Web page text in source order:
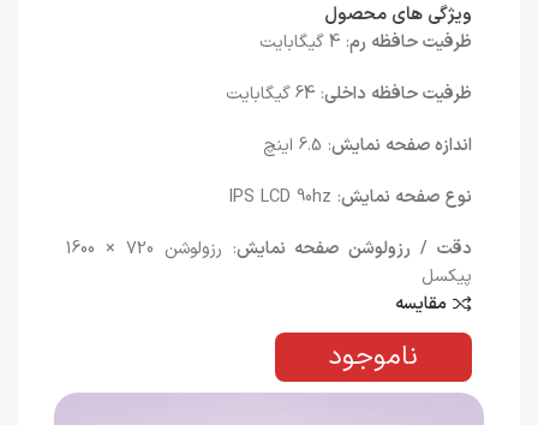
ویژگی های محصول
ظرفیت حافظه رم: 4 گیگابایت
ظرفیت حافظه داخلی: 64 گیگابایت
اندازه صفحه نمایش: 6.5 اینچ
نوع صفحه نمایش: IPS LCD 90hz
دقت / رزولوشن صفحه نمایش
: رزولوشن 720 × 1600
پیکسل
مقایسه
ناموجود